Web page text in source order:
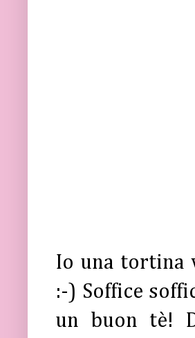
Io una tortina
:-) Soffice
un buon tè!